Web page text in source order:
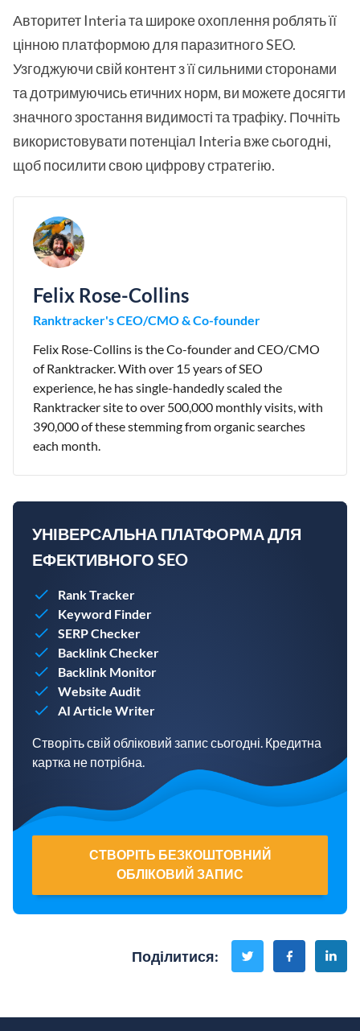
Авторитет Interia та широке охоплення роблять її
цінною платформою для паразитного SEO.
Узгоджуючи свій контент з її сильними сторонами
та дотримуючись етичних норм, ви можете досягти
значного зростання видимості та трафіку. Почніть
використовувати потенціал Interia вже сьогодні,
щоб посилити свою цифрову стратегію.
Felix Rose-Collins
Ranktracker's CEO/CMO & Co-founder
Felix Rose-Collins is the Co-founder and CEO/CMO
of Ranktracker. With over 15 years of SEO
experience, he has single-handedly scaled the
Ranktracker site to over 500,000 monthly visits, with
390,000 of these stemming from organic searches
each month.
УНІВЕРСАЛЬНА ПЛАТФОРМА ДЛЯ
ЕФЕКТИВНОГО SEO
Rank Tracker
Keyword Finder
SERP Checker
Backlink Checker
Backlink Monitor
Website Audit
AI Article Writer
Створіть свій обліковий запис сьогодні. Кредитна
картка не потрібна.
СТВОРІТЬ БЕЗКОШТОВНИЙ
ОБЛІКОВИЙ ЗАПИС
Поділитися: